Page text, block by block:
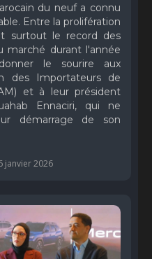
du neuf a connu
Entre la prolifération
surtout le record des
marché durant l'année
le sourire aux
des Importateurs de
et à leur président
Ennaciri, qui ne
démarrage de son
janvier 2026